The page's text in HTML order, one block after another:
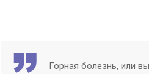
Горная болезнь, или